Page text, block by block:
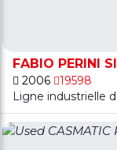
FABIO PERINI
2006
19598
Ligne industrielle